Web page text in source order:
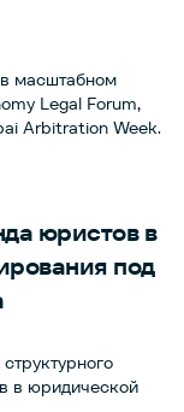
масштабном
Legal Forum,
Arbitration Week.
юристов в
под
в юридической